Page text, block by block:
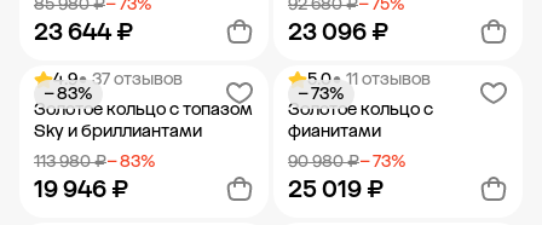
85 980 ₽− 73%
23 644 ₽
Добавить в корзину
92 680 ₽− 75%
23 096 ₽
Добавить в корзину
4.9• 37 отзывов
Золотое кольцо с топазом
Sky и бриллиантами
113 980 ₽− 83%
19 946 ₽
− 83%
5.0• 11 отзывов
Золотое кольцо с
фианитами
90 980 ₽− 73%
25 019 ₽
− 73%